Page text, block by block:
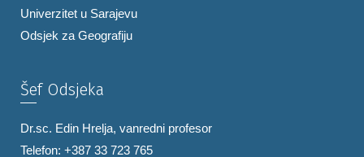
Univerzitet u Sarajevu
Odsjek za Geografiju
Šef Odsjeka
Dr.sc. Edin Hrelja, vanredni profesor
Telefon: +387 33 723 765